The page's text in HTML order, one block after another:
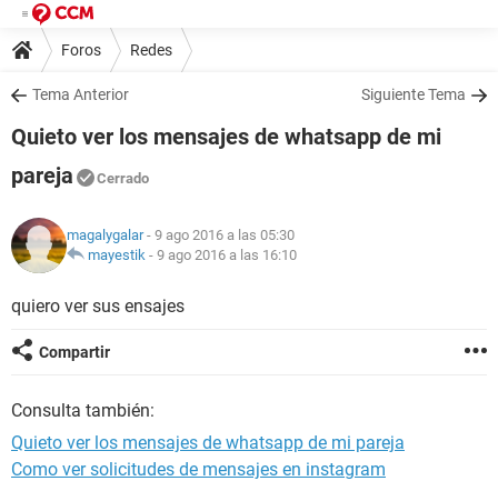
Foros Redes
Tema Anterior Siguiente Tema
Quieto ver los mensajes de whatsapp de mi
pareja
Cerrado
magalygalar- 9 ago 2016 a las 05:30
mayestik - 9 ago 2016 a las 16:10
quiero ver sus ensajes
Compartir
Consulta también:
Quieto ver los mensajes de whatsapp de mi pareja
Como ver solicitudes de mensajes en instagram